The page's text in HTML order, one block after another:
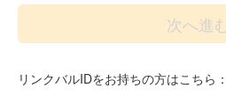
リンクバルIDをお持ちの方はこちら：